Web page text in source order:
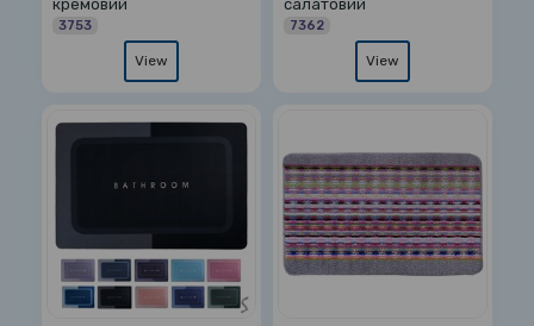
кремовий
3753
View
салатовий
7362
View